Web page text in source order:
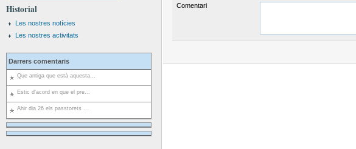
Historial
Les nostres notícies
Les nostres activitats
Darrers comentaris
Que antiga que està aquesta...
Estic d'acord en que el pre...
Ahir dia 26 els passtorets ...
Comentari